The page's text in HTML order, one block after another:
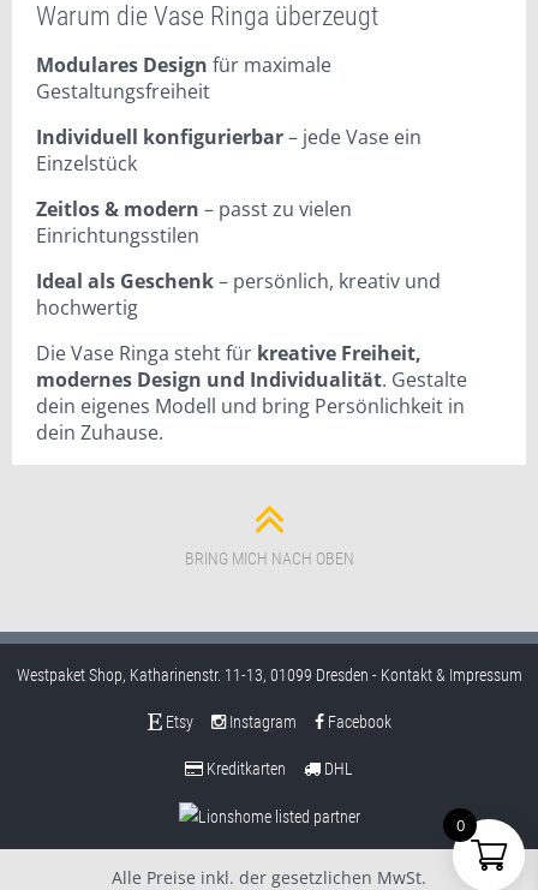
Warum die Vase Ringa überzeugt
Modulares Design für maximale
Gestaltungsfreiheit
Individuell konfigurierbar– jede Vase ein
Einzelstück
Zeitlos & modern – passt zu vielen
Einrichtungsstilen
Ideal als Geschenk– persönlich, kreativ und
hochwertig
Die Vase Ringa steht für kreative Freiheit,
modernes Design und Individualität. Gestalte
dein eigenes Modell und bring Persönlichkeit in
dein Zuhause.
BRING MICH NACH OBEN
Westpaket Shop, Katharinenstr. 11-13, 01099 Dresden - Kontakt & Impressum
Etsy Instagram Facebook
Kreditkarten DHL
Alle Preise inkl. der gesetzlichen MwSt.
0